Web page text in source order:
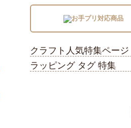
お手プリ対応商品
クラフト人気特集ページ
ラッピング タグ 特集